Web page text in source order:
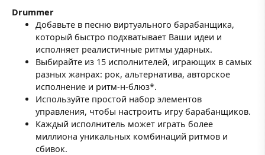
Drummer
Добавьте в песню виртуального барабанщика,
который быстро подхватывает Ваши идеи и
исполняет реалистичные ритмы ударных.
Выбирайте из 15 исполнителей, играющих в самых
разных жанрах: рок, альтернатива, авторское
исполнение и ритм-н-блюз*.
Используйте простой набор элементов
управления, чтобы настроить игру барабанщиков.
Каждый исполнитель может играть более
миллиона уникальных комбинаций ритмов и
сбивок.